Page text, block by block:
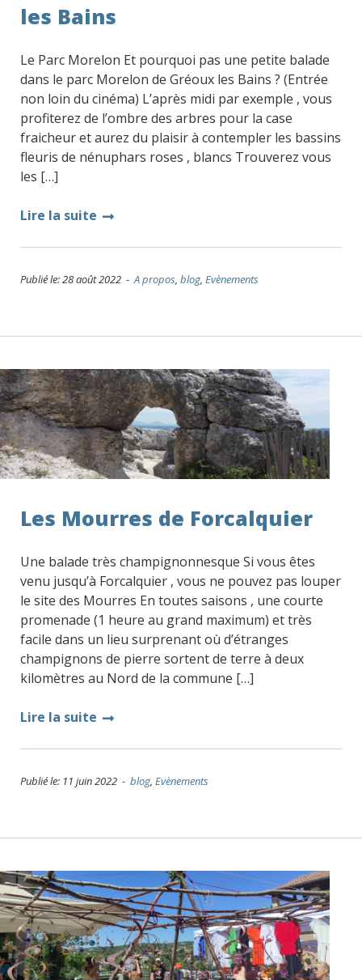
les Bains
Le Parc Morelon Et pourquoi pas une petite balade
dans le parc Morelon de Gréoux les Bains ? (Entrée
non loin du cinéma) L’après midi par exemple , vous
profiterez de l’ombre des arbres pour la case
fraicheur et aurez du plaisir à contempler les bassins
fleuris de nénuphars roses , blancs Trouverez vous
les […]
Lire la suite
Publié le: 28 août 2022 -A propos, blog, Evènements
Les Mourres de Forcalquier
Une balade très champignonnesque Si vous êtes
venu jusqu’à Forcalquier , vous ne pouvez pas louper
le site des Mourres En toutes saisons , une courte
promenade (1 heure au grand maximum) et très
facile dans un lieu surprenant où d’étranges
champignons de pierre sortent de terre à deux
kilomètres au Nord de la commune […]
Lire la suite
Publié le: 11 juin 2022 - blog, Evènements